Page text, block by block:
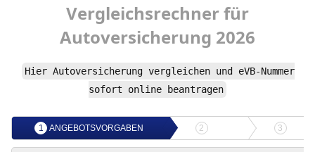
Vergleichsrechnerfür
Autoversicherung 2026
Hier Autoversicherungvergleichen und eVB-Nummer
sofort online beantragen